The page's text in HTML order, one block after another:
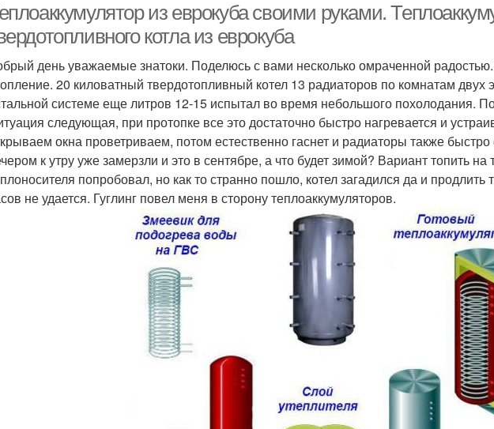
из еврокуба своими руками.
котла из еврокуба
день уважаемые знатоки. Поделюсь с вами несколько омраченной
20 киловатный твердотопливный котел 13 радиаторов по комнатам двух
системе еще литров 12-15 испытал во время небольшого похолодания.
следующая, при протопке все это достаточно быстро нагревается и
окна проветриваем, потом естественно гаснет и радиаторы также
к утру уже замерзли и это в сентябре, а что будет зимой? Вариант топить
попробовал, но как то странно пошло, котел загадился да и
не удается. Гуглинг повел меня в сторону теплоаккумуляторов.